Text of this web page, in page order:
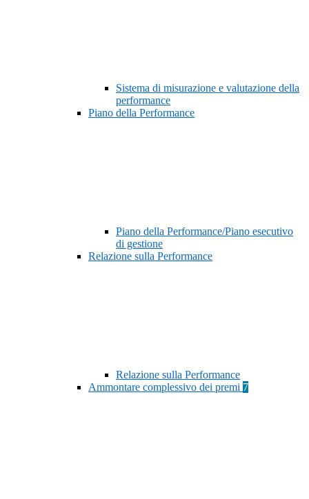
Sistema di misurazione e valutazione della
performance
Piano della Performance
Piano della Performance/Piano esecutivo
di gestione
Relazione sulla Performance
Relazione sulla Performance
Ammontare complessivo dei premi 7